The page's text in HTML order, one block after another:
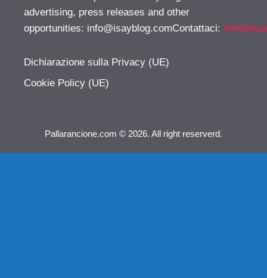
advertising, press releases and other
opportunities: info@isayblog.comContattaci:
Dichiarazione sulla Privacy (UE)
Cookie Policy (UE)
Pallarancione.com © 2026. All right reserverd.